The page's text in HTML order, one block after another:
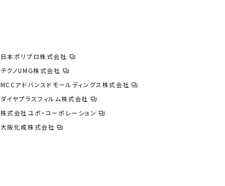
日本ポリプロ株式会社
MCCアドバンスドモールディングス株式会社
ダイヤプラスフィルム株式会社
株式会社ユポ・コーポレーション
大阪化成株式会社
テクノUMG株式会社